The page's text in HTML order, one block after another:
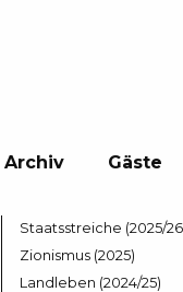
Archiv Gäste
Staatsstreiche (2025/
Zionismus (2025)
Landleben (2024/25)